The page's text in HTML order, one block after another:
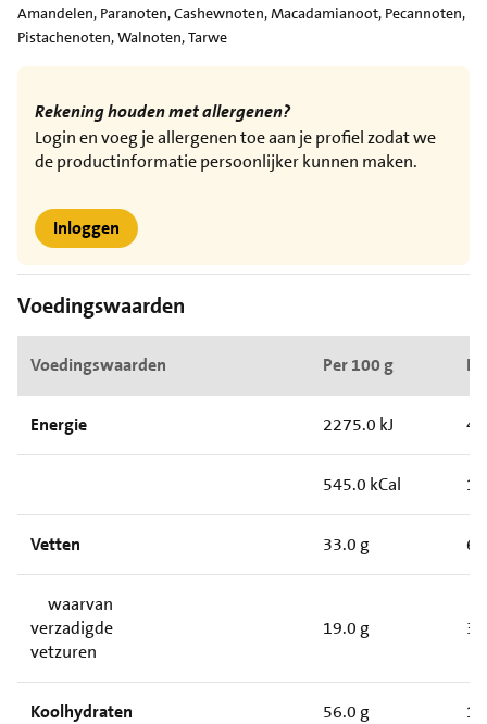
Amandelen, Paranoten, Cashewnoten, Macadamianoot, Pecannoten,
Pistachenoten, Walnoten, Tarwe
Rekening houden met allergenen?
Login en voeg je allergenen toe aan je profiel zodat we
de productinformatie persoonlijker kunnen maken.
Inloggen
Voedingswaarden
Voedingswaarden Per 100 g
Energie 2275.0 kJ
545.0 kCal
Vetten 33.0 g
waarvan
verzadigde
vetzuren
19.0 g
Koolhydraten 56.0 g